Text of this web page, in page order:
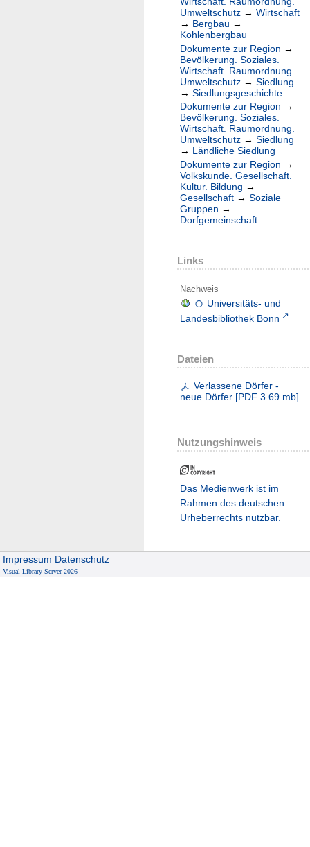
Umweltschutz → Wirtschaft
→ Bergbau →
Kohlenbergbau
Dokumente zur Region →
Bevölkerung. Soziales.
Wirtschaft. Raumordnung.
Umweltschutz → Siedlung
→ Siedlungsgeschichte
Dokumente zur Region →
Bevölkerung. Soziales.
Wirtschaft. Raumordnung.
Umweltschutz → Siedlung
→ Ländliche Siedlung
Dokumente zur Region →
Volkskunde. Gesellschaft.
Kultur. Bildung →
Gesellschaft → Soziale
Gruppen →
Dorfgemeinschaft
Links
Nachweis
Universitäts- und
Landesbibliothek Bonn
Dateien
Verlassene Dörfer -
neue Dörfer [PDF 3.69 mb]
Nutzungshinweis
Das Medienwerk ist im
Rahmen des deutschen
Urheberrechts nutzbar.
Impressum Datenschutz
Visual Library Server 2026